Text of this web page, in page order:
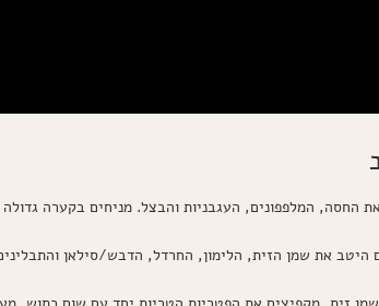
החסה, המלפפונים, העגבניות והבצל. מניחים בקערה
היטב את שמן הזית, הלימון, החרדל, הדבש/סילאן